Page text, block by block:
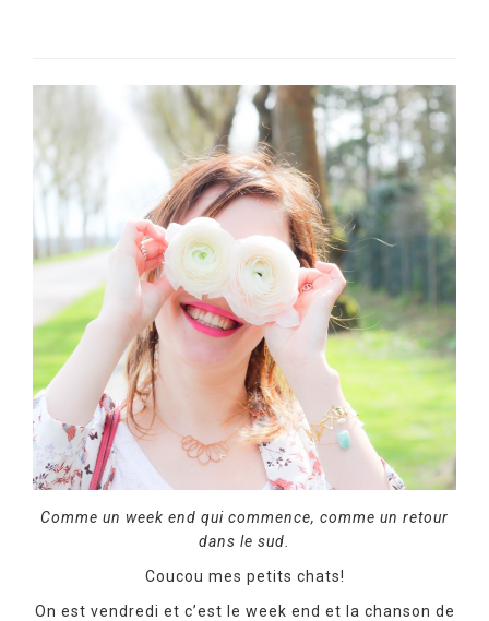
Comme un week end qui commence, comme un retour
dans le sud.
Coucou mes petits chats!
On est vendredi et c’est le week end et la chanson de